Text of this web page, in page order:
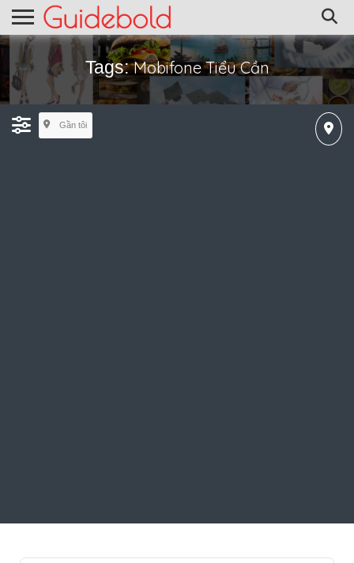
Tags:Mobifone Tiểu Cần
Gần tôi